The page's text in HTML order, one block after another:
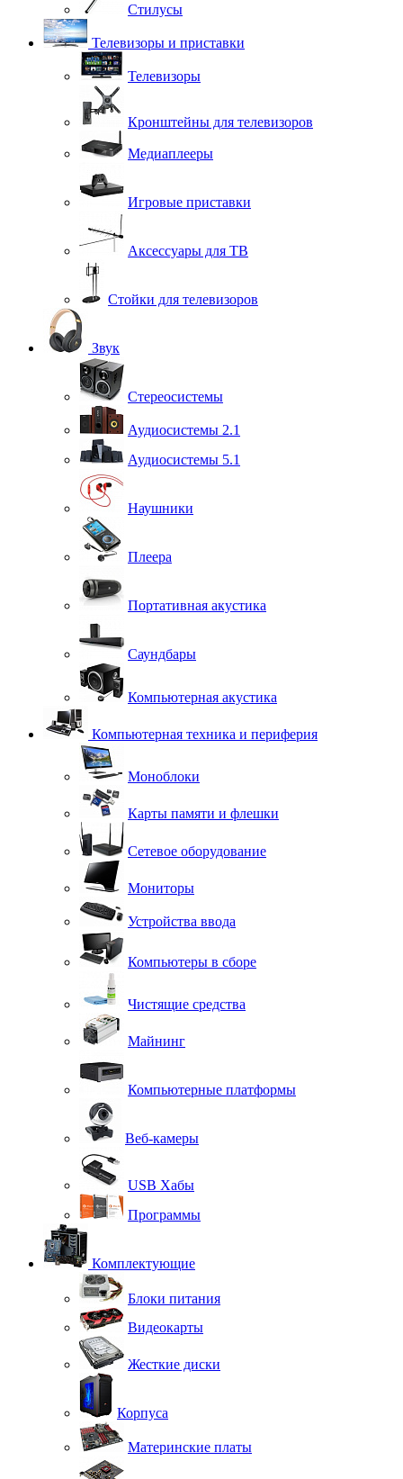
Стилусы
Телевизоры и приставки
Телевизоры
Кронштейны для телевизоров
Медиаплееры
Игровые приставки
Аксессуары для ТВ
Стойки для телевизоров
Звук
Стереосистемы
Аудиосистемы 2.1
Аудиосистемы 5.1
Наушники
Плеера
Портативная акустика
Саундбары
Компьютерная акустика
Компьютерная техника и периферия
Моноблоки
Карты памяти и флешки
Сетевое оборудование
Мониторы
Устройства ввода
Компьютеры в сборе
Чистящие средства
Майнинг
Компьютерные платформы
Веб-камеры
USB Хабы
Программы
Комплектующие
Блоки питания
Видеокарты
Жесткие диски
Корпуса
Материнские платы